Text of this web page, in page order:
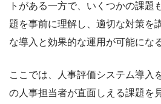
トがある一方で、いくつかの課題
題を事前に理解し、適切な対策を
な導入と効果的な運用が可能にな
ここでは、人事評価システム導入
の人事担当者が直面しえる課題を